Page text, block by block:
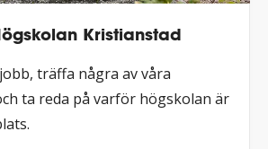
Kristianstad
träffa några av våra
ta reda på varför högskolan är